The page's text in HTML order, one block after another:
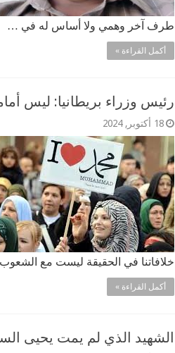
طرف آخر وهمي ولا أساس له في …
أكمل القراءة »
رئيس وزراء بريطانيا: ليس
18 أكتوبر, 2024
خلافاتنا في الحقيقة ليست مع
أكمل القراءة »
الشهيد الذي لم يمت يحيى